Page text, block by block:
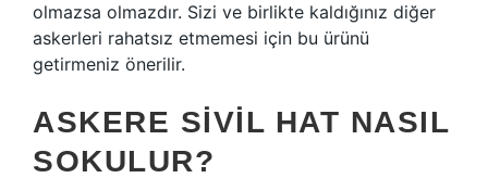
olmazsa olmazdır. Sizi ve birlikte kaldığınız diğer
askerleri rahatsız etmemesi için bu ürünü
getirmeniz önerilir.
ASKERE SIVIL HAT NASIL
SOKULUR?